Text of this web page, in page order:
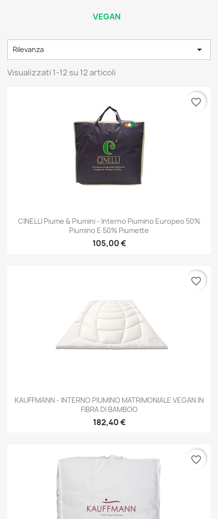
VEGAN
Rilevanza 
Visualizzati 1-12 su 12 articoli
CINELLI Piume & Piumini - Interno Piumino Europeo 50%
Piumino E 50% Piumette
105,00 €
favorite_border
KAUFFMANN - INTERNO PIUMINO MATRIMONIALE VEGAN IN
FIBRA DI BAMBOO
182,40 €
favorite_border
favorite_border